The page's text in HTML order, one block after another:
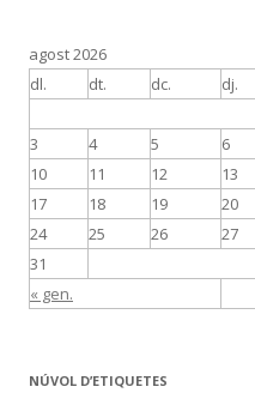
agost 2026
dl.
dt. dc. dj.
« gen.
3
4 5 6
10
11 12 13
17
18 19 20
24
25 26 27
31
NÚVOL D’ETIQUETES